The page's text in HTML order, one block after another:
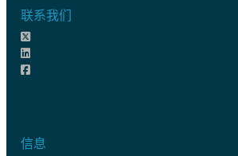
联系我们
信息